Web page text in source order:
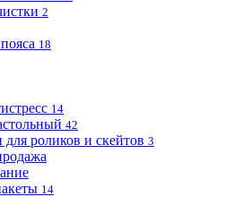
2
18
14
42
роликов и скейтов 3
14